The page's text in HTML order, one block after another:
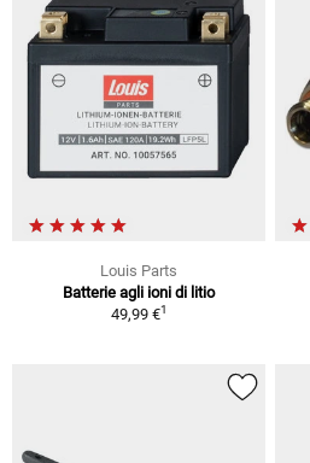
Louis Parts
Batterie agli ioni di litio
49,99 €1